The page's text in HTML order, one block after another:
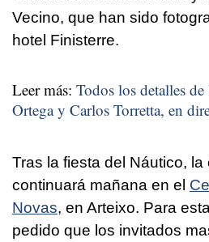
Vecino, que han sido
hotel Finisterre.
Leer más: Todos los detalles
Ortega y Carlos Torretta, en
Tras la fiesta del Náutico, la
continuará mañana en el
Novas, en Arteixo. Para
pedido que los invitados